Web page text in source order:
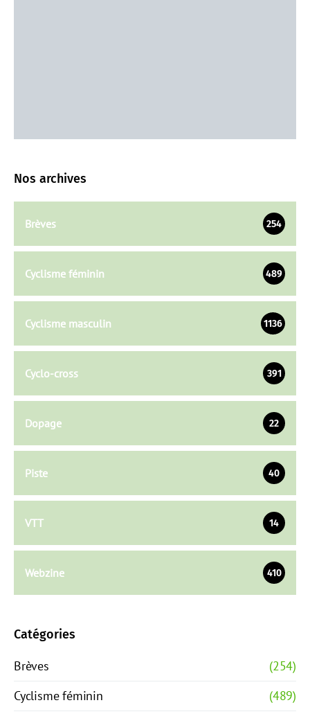
Nos archives
Brèves 254
Cyclisme féminin 489
Cyclisme masculin 1136
Cyclo-cross 391
Dopage 22
Piste 40
VTT 14
Webzine 410
Catégories
Brèves
(254)
Cyclisme féminin
(489)